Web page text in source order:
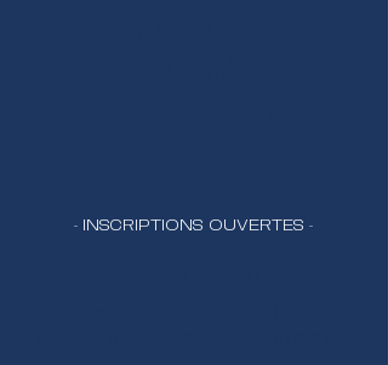
- INSCRIPTIONS OUVERTES -